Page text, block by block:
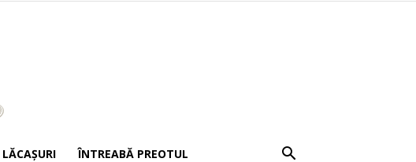
LĂCAŞURI ÎNTREABĂ PREOTUL